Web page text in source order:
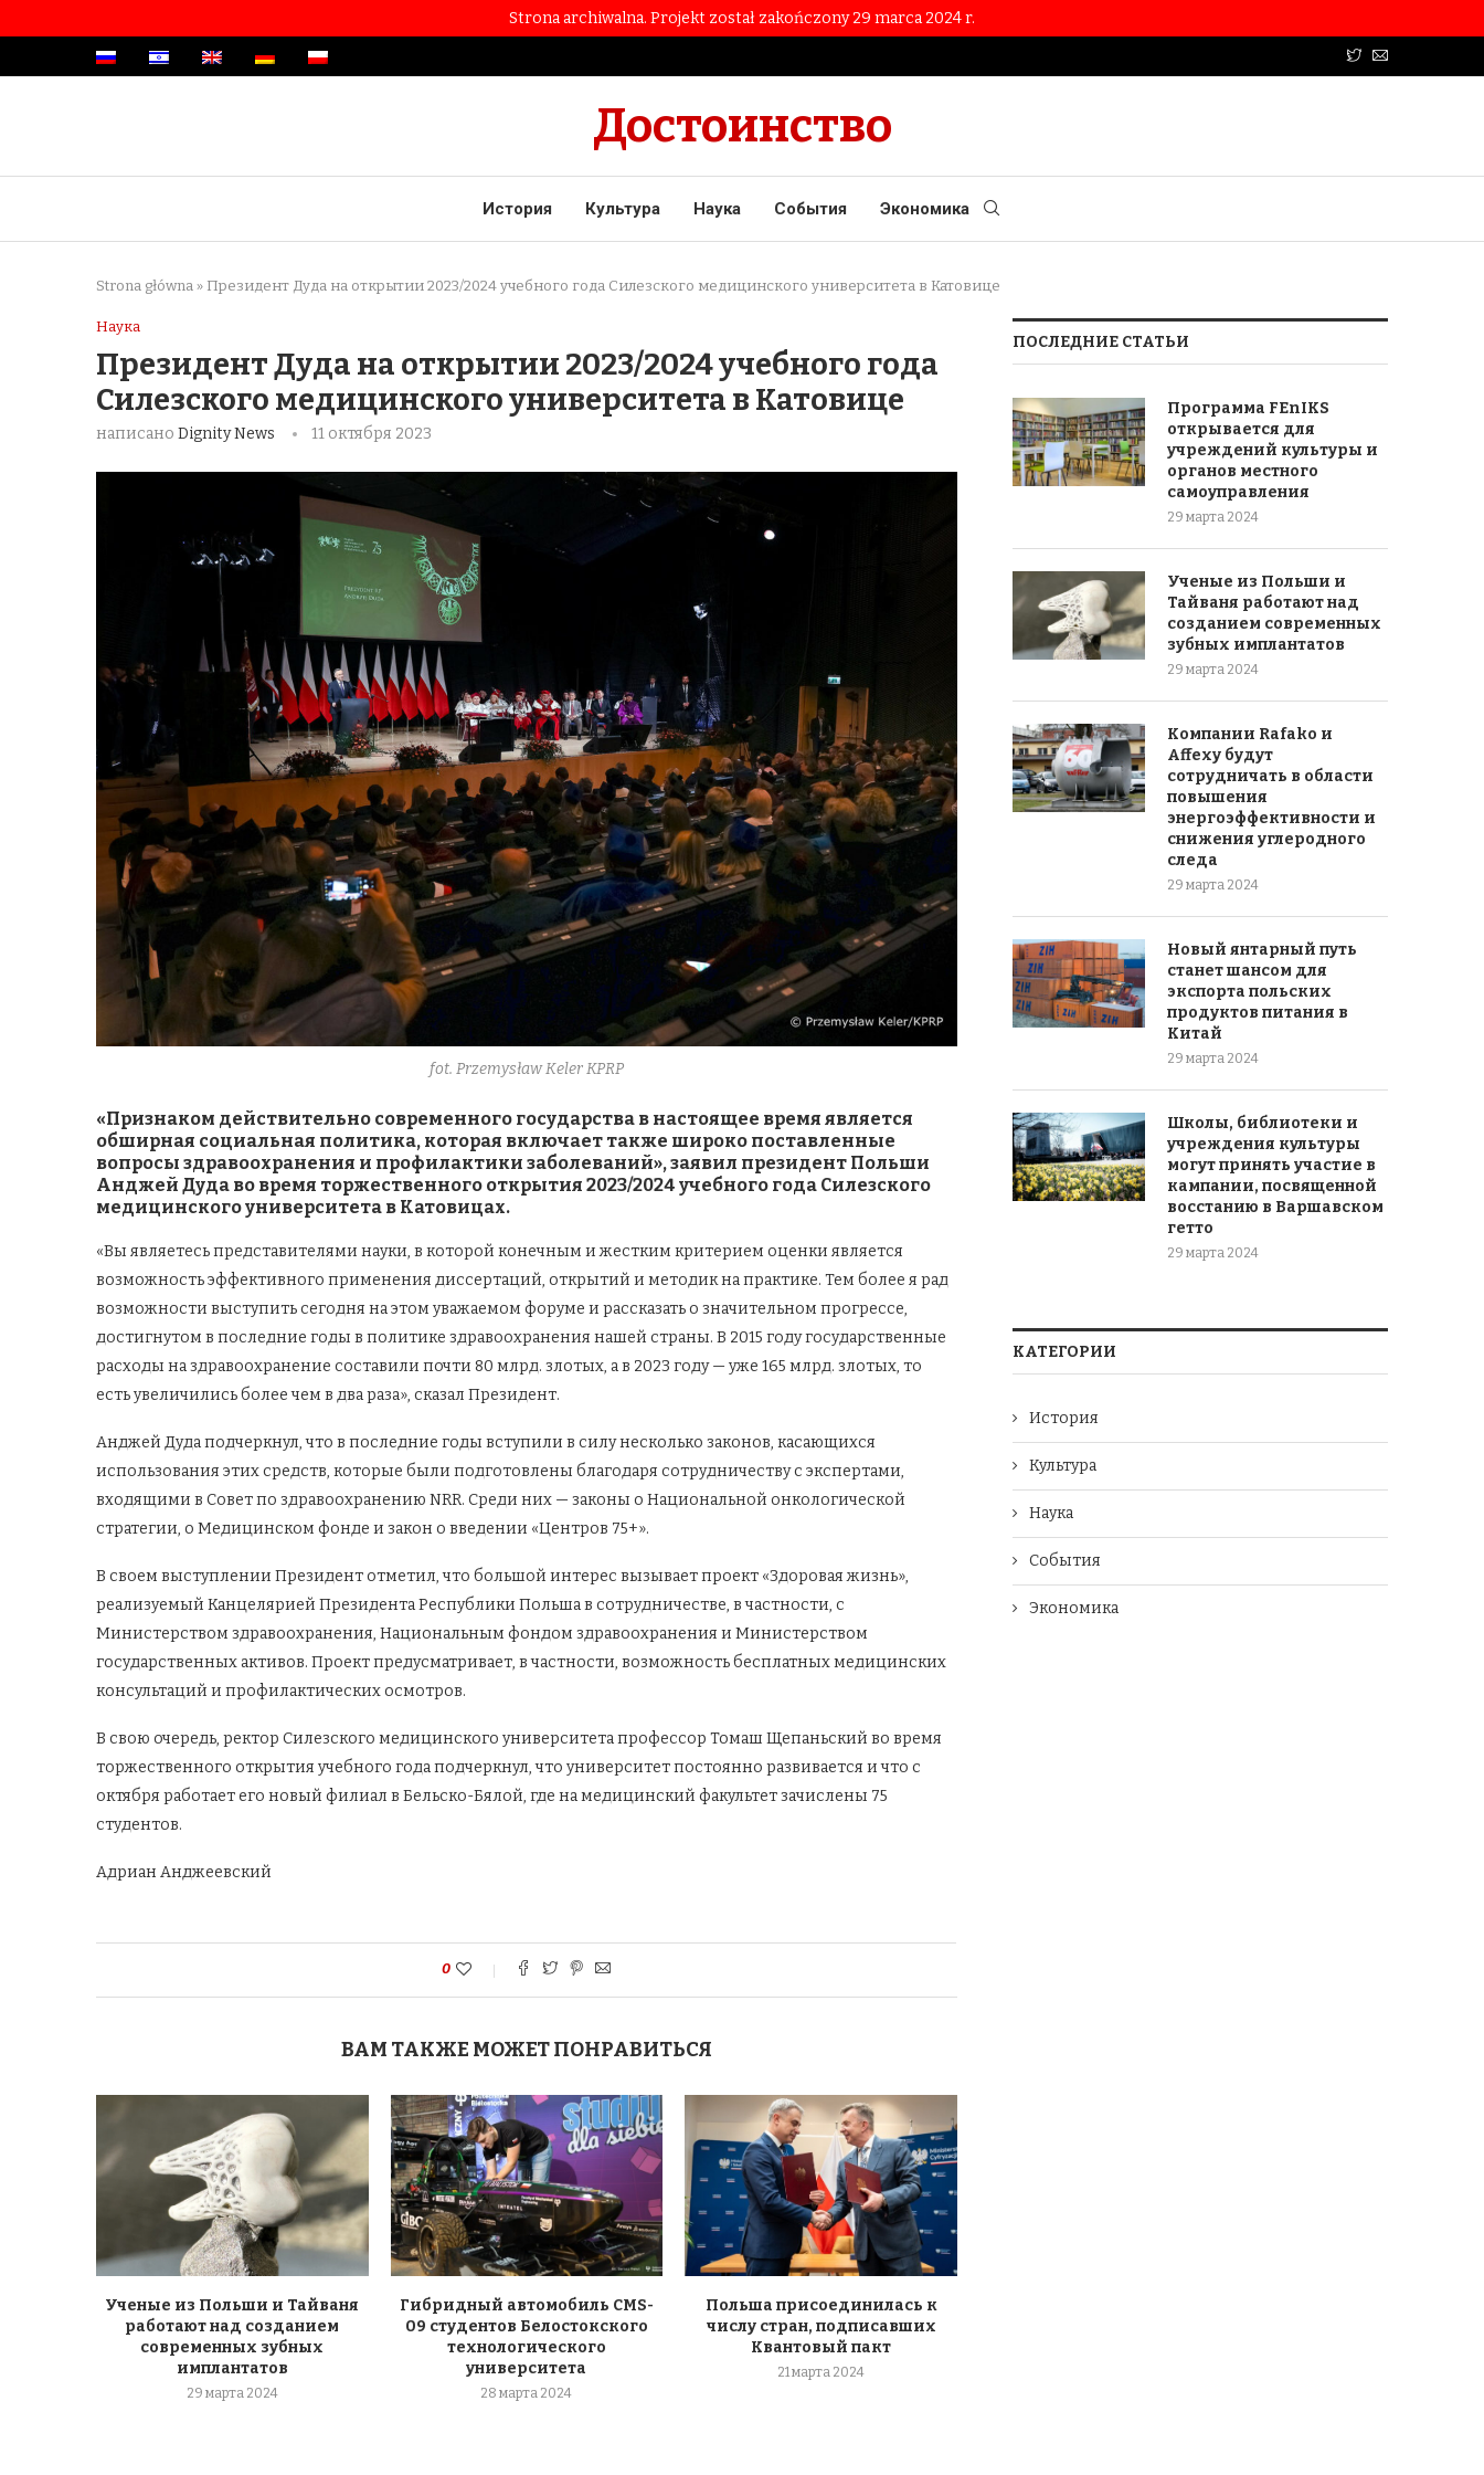
Strona archiwalna. Projekt został zakończony 29 marca 2024 r.
Достоинство
История Культура Наука События Экономика
Strona główna » Президент Дуда на открытии 2023/2024 учебного года Силезского медицинского университета в Катовице
Наука
Президент Дуда на открытии 2023/2024 учебного года
Силезского медицинского университета в Катовице
написано Dignity News 11 октября 2023
fot. Przemysław Keler KPRP
«Признаком действительно современного государства в настоящее время является
обширная социальная политика, которая включает также широко поставленные
вопросы здравоохранения и профилактики заболеваний», заявил президент Польши
Анджей Дуда во время торжественного открытия 2023/2024 учебного года Силезского
медицинского университета в Катовицах.
«Вы являетесь представителями науки, в которой конечным и жестким критерием оценки является
возможность эффективного применения диссертаций, открытий и методик на практике. Тем более я рад
возможности выступить сегодня на этом уважаемом форуме и рассказать о значительном прогрессе,
достигнутом в последние годы в политике здравоохранения нашей страны. В 2015 году государственные
расходы на здравоохранение составили почти 80 млрд. злотых, а в 2023 году — уже 165 млрд. злотых, то
есть увеличились более чем в два раза», сказал Президент.
Анджей Дуда подчеркнул, что в последние годы вступили в силу несколько законов, касающихся
использования этих средств, которые были подготовлены благодаря сотрудничеству с экспертами,
входящими в Совет по здравоохранению NRR. Среди них — законы о Национальной онкологической
стратегии, о Медицинском фонде и закон о введении «Центров 75+».
В своем выступлении Президент отметил, что большой интерес вызывает проект «Здоровая жизнь»,
реализуемый Канцелярией Президента Республики Польша в сотрудничестве, в частности, с
Министерством здравоохранения, Национальным фондом здравоохранения и Министерством
государственных активов. Проект предусматривает, в частности, возможность бесплатных медицинских
консультаций и профилактических осмотров.
В свою очередь, ректор Силезского медицинского университета профессор Томаш Щепаньский во время
торжественного открытия учебного года подчеркнул, что университет постоянно развивается и что с
октября работает его новый филиал в Бельско-Бялой, где на медицинский факультет зачислены 75
студентов.
Адриан Анджеевский
0
ВАМ ТАКЖЕ МОЖЕТ ПОНРАВИТЬСЯ
Ученые из Польши и Тайваня
работают над созданием
современных зубных
имплантатов
29 марта 2024
Гибридный автомобиль CMS-
09 студентов Белостокского
технологического
университета
28 марта 2024
Польша присоединилась к
числу стран, подписавших
Квантовый пакт
21 марта 2024
ПОСЛЕДНИЕ СТАТЬИ
Программа FEnIKS
открывается для
учреждений культуры и
органов местного
самоуправления
29 марта 2024
Ученые из Польши и
Тайваня работают над
созданием современных
зубных имплантатов
29 марта 2024
Компании Rafako и
Affexy будут
сотрудничать в области
повышения
энергоэффективности и
снижения углеродного
следа
29 марта 2024
Новый янтарный путь
станет шансом для
экспорта польских
продуктов питания в
Китай
29 марта 2024
Школы, библиотеки и
учреждения культуры
могут принять участие в
кампании, посвященной
восстанию в Варшавском
гетто
29 марта 2024
КАТЕГОРИИ
История
Культура
Наука
События
Экономика